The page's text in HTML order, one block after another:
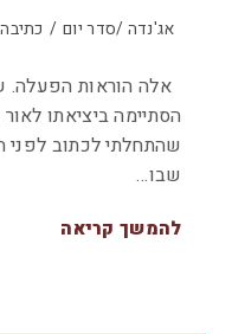
אג'נדה /סדר יום / כתיבה
אלה הוראות הפעלה.
הסתיימה ביציאתו
שהתחלתי לכתוב לפני
שבו…
להמשך קריאה